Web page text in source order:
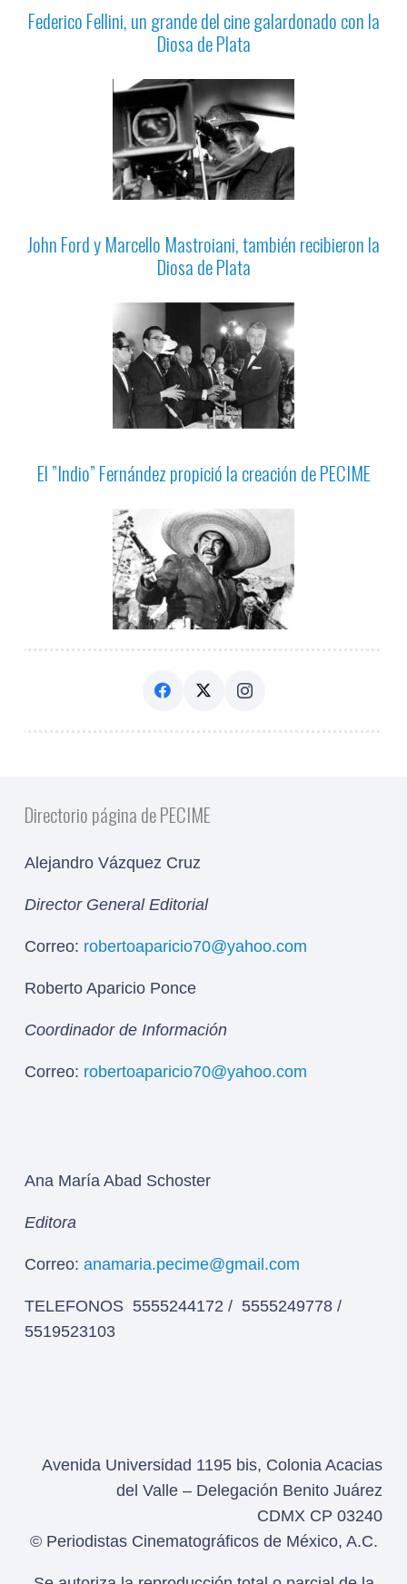
Federico Fellini, un grande del cine galardonado con la
Diosa de Plata
John Ford y Marcello Mastroiani, también recibieron la
Diosa de Plata
El ”Indio” Fernández propició la creación de PECIME
Directorio página de PECIME
Alejandro Vázquez Cruz
Director General Editorial
Correo: robertoaparicio70@yahoo.com
Roberto Aparicio Ponce
Coordinador de Información
Correo: robertoaparicio70@yahoo.com
Ana María Abad Schoster
Editora
Correo: anamaria.pecime@gmail.com
TELEFONOS 5555244172 / 5555249778 /
5519523103
Avenida Universidad 1195 bis, Colonia Acacias
del Valle – Delegación Benito Juárez
CDMX CP 03240
© Periodistas Cinematográficos de México, A.C.